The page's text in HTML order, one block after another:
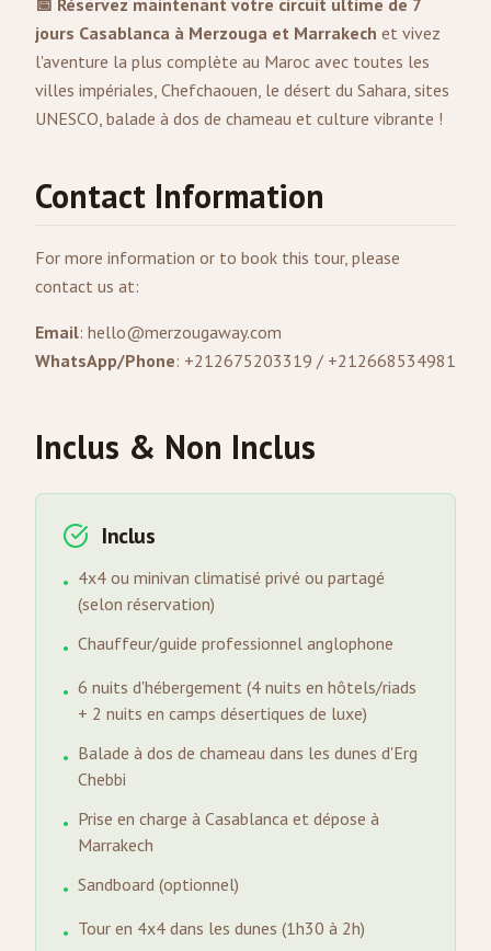
📅 Réservez maintenant votre circuit ultime de 7
jours Casablanca à Merzouga et Marrakech et vivez
l'aventure la plus complète au Maroc avec toutes les
villes impériales, Chefchaouen, le désert du Sahara, sites
UNESCO, balade à dos de chameau et culture vibrante !
Contact Information
For more information or to book this tour, please
contact us at:
Email: hello@merzougaway.com
WhatsApp/Phone: +212675203319 / +212668534981
Inclus & Non Inclus
Inclus
• 4x4 ou minivan climatisé privé ou partagé
(selon réservation)
• Chauffeur/guide professionnel anglophone
• 6 nuits d'hébergement (4 nuits en hôtels/riads
+ 2 nuits en camps désertiques de luxe)
• Balade à dos de chameau dans les dunes d'Erg
Chebbi
• Prise en charge à Casablanca et dépose à
Marrakech
• Sandboard (optionnel)
• Tour en 4x4 dans les dunes (1h30 à 2h)